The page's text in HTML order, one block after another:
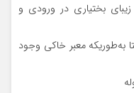
بختیاری در ورودی و
به‌طوریکه معبر خاکی وجود